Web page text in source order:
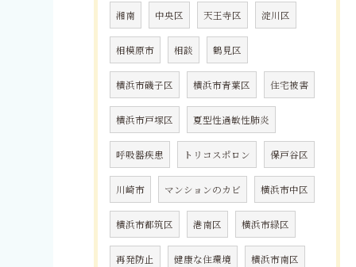
湘南 中央区 天王寺区 淀川区
相模原市 相談 鶴見区
横浜市磯子区 横浜市青葉区 住宅被害
横浜市戸塚区 夏型性過敏性肺炎
呼吸器疾患 トリコスポロン 保戸谷区
川崎市 マンションのカビ 横浜市中区
横浜市都筑区 港南区 横浜市緑区
再発防止 健康な住環境 横浜市南区